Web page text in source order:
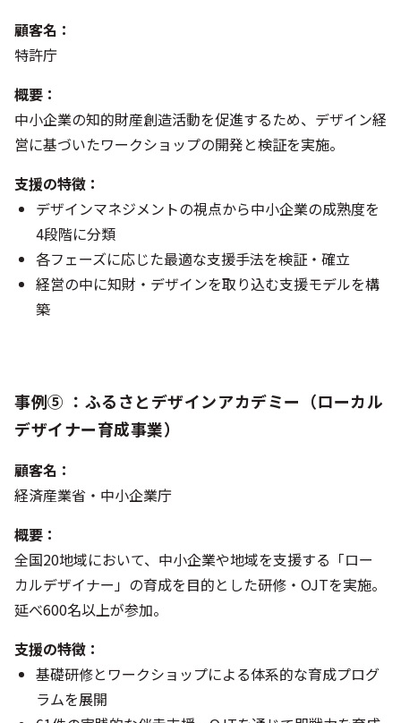
顧客名：
特許庁
概要：
中小企業の知的財産創造活動を促進するため、デザイン経
営に基づいたワークショップの開発と検証を実施。
支援の特徴：
デザインマネジメントの視点から中小企業の成熟度を
4段階に分類
各フェーズに応じた最適な支援手法を検証・確立
経営の中に知財・デザインを取り込む支援モデルを構
築
事例⑤ ：ふるさとデザインアカデミー（ローカル
デザイナー育成事業）
顧客名：
経済産業省・中小企業庁
概要：
全国20地域において、中小企業や地域を支援する「ロー
カルデザイナー」の育成を目的とした研修・OJTを実施。
延べ600名以上が参加。
支援の特徴：
基礎研修とワークショップによる体系的な育成プログ
ラムを展開